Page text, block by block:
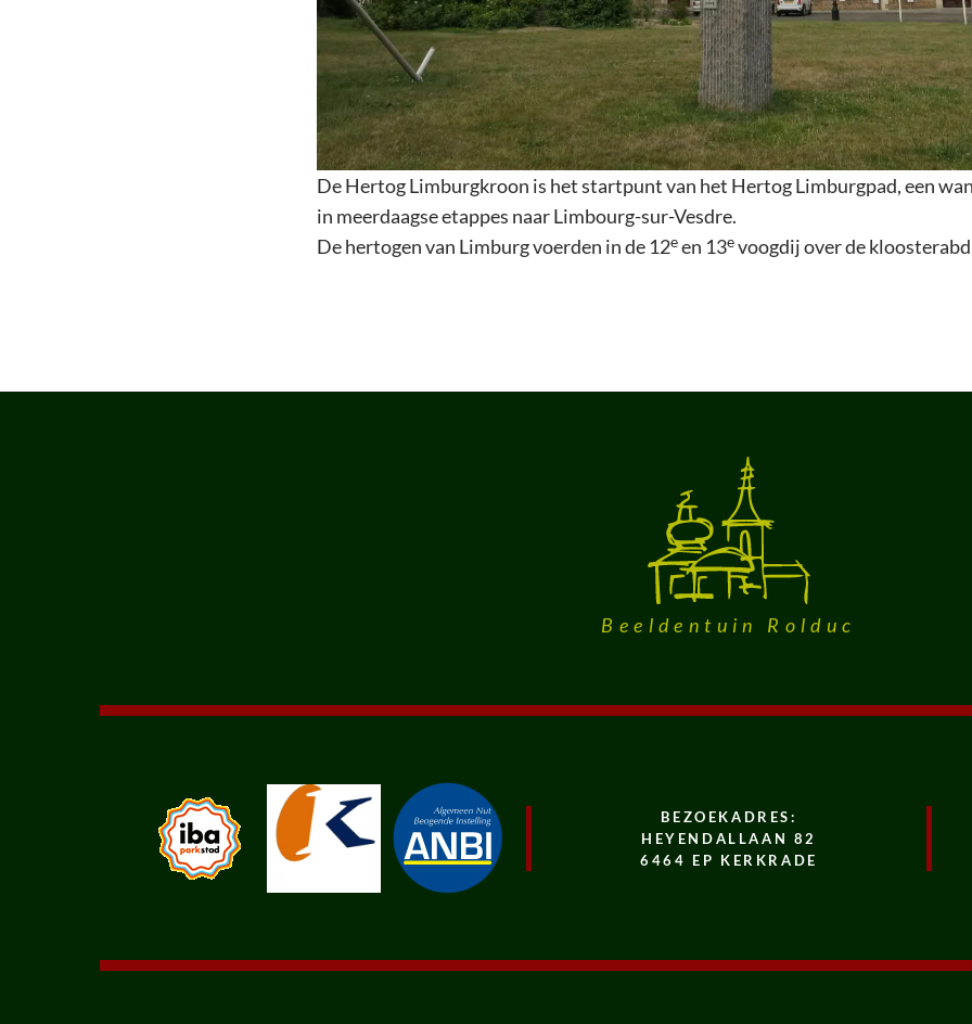
De Hertog Limburgkroon is het startpunt van het Hertog Limburgpad, een
in meerdaagse etappes naar Limbourg-sur-Vesdre.
De hertogen van Limburg voerden in de 12een 13evoogdij over de
Beeldentuin Rolduc
BEZOEKADRES:
HEYENDALLAAN 82
6464 EP KERKRADE